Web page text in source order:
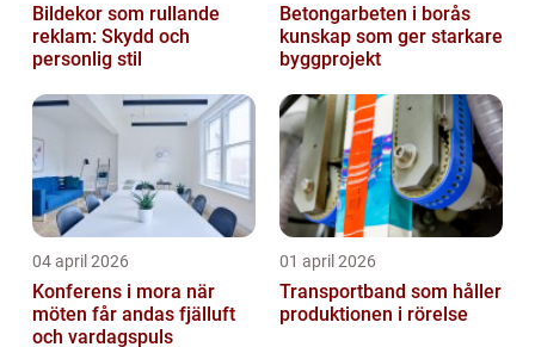
Bildekor som rullande
reklam: Skydd och
personlig stil
Betongarbeten i borås
kunskap som ger starkare
byggprojekt
04 april 2026
Konferens i mora när
möten får andas fjälluft
och vardagspuls
01 april 2026
Transportband som håller
produktionen i rörelse